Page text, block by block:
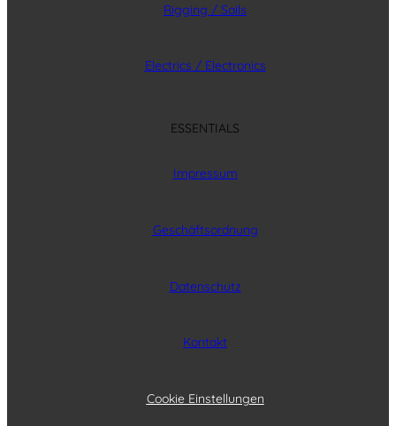
Rigging / Sails
Electrics / Electronics
ESSENTIALS
Impressum
Geschäftsordnung
Datenschutz
Kontakt
Cookie Einstellungen